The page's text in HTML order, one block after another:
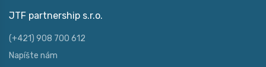
JTF partnership s.r.o.
(+421) 908 700 612
Napíšte nám